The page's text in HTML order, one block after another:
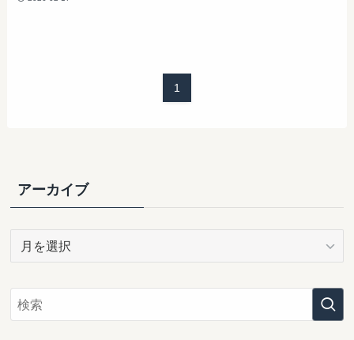
1
アーカイブ
イ
ブ